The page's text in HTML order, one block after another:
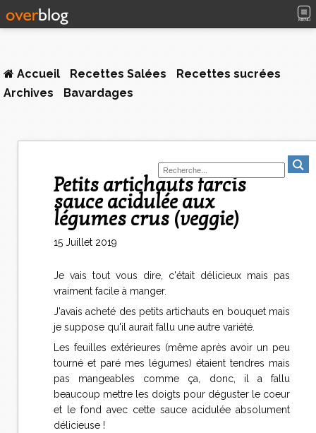
MENU
Accueil Recettes Salées
Recettes sucrées
Archives
Bavardages
Petits artichauts farcis
sauce acidulée aux
légumes crus (veggie)
15 Juillet 2019
Je vais tout vous dire, c'était délicieux mais pas
vraiment facile à manger.
J'avais acheté des petits artichauts en bouquet mais
je suppose qu'il aurait fallu une autre variété.
Les feuilles extérieures (même après avoir un peu
tourné et paré mes légumes) étaient tendres mais
pas mangeables comme ça, donc, il a fallu
beaucoup mettre les doigts pour déguster le coeur
et le fond avec cette sauce acidulée absolument
délicieuse !